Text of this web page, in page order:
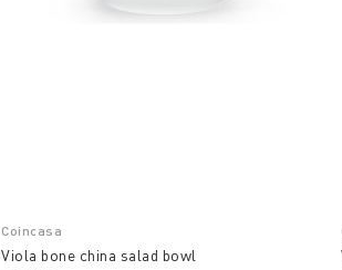
Coincasa
Viola bone china salad bowl